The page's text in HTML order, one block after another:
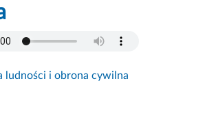
ludności i obrona cywilna